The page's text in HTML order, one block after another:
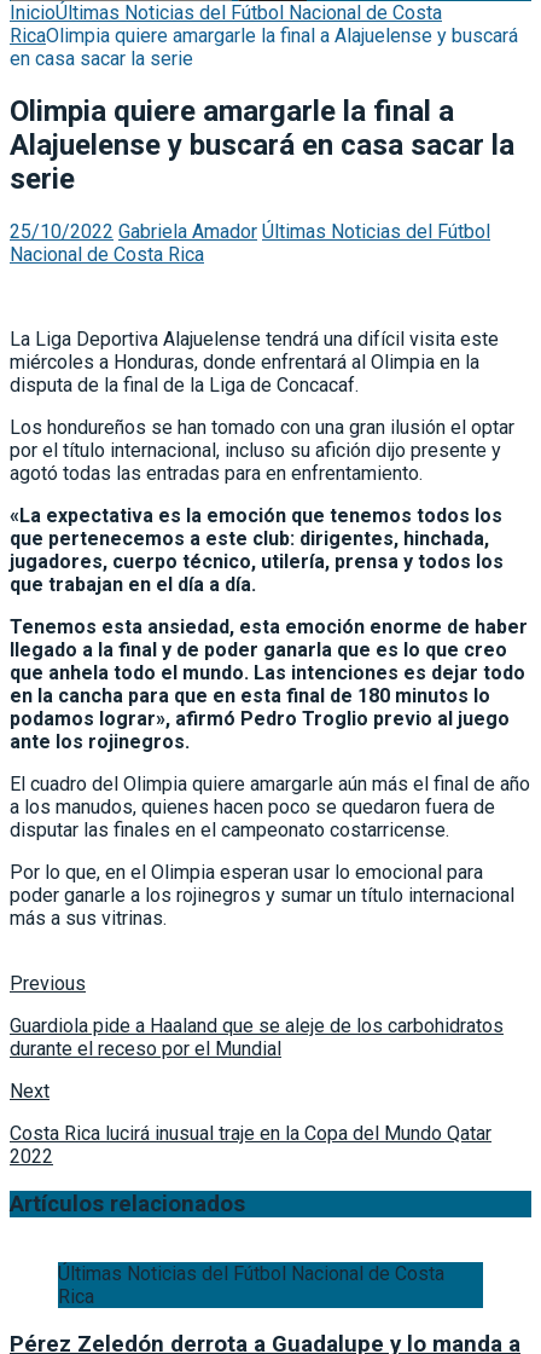
InicioÚltimas Noticias del Fútbol Nacional de Costa
RicaOlimpia quiere amargarle la final a Alajuelense y buscará
en casa sacar la serie
Olimpia quiere amargarle la final a
Alajuelense y buscará en casa sacar la
serie
25/10/2022 Gabriela Amador Últimas Noticias del Fútbol
Nacional de Costa Rica
La Liga Deportiva Alajuelense tendrá una difícil visita este
miércoles a Honduras, donde enfrentará al Olimpia en la
disputa de la final de la Liga de Concacaf.
Los hondureños se han tomado con una gran ilusión el optar
por el título internacional, incluso su afición dijo presente y
agotó todas las entradas para en enfrentamiento.
«La expectativa es la emoción que tenemos todos los
que pertenecemos a este club: dirigentes, hinchada,
jugadores, cuerpo técnico, utilería, prensa y todos los
que trabajan en el día a día.
Tenemos esta ansiedad, esta emoción enorme de haber
llegado a la final y de poder ganarla que es lo que creo
que anhela todo el mundo. Las intenciones es dejar todo
en la cancha para que en esta final de 180 minutos lo
podamos lograr», afirmó Pedro Troglio previo al juego
ante los rojinegros.
El cuadro del Olimpia quiere amargarle aún más el final de año
a los manudos, quienes hacen poco se quedaron fuera de
disputar las finales en el campeonato costarricense.
Por lo que, en el Olimpia esperan usar lo emocional para
poder ganarle a los rojinegros y sumar un título internacional
más a sus vitrinas.
Previous
Guardiola pide a Haaland que se aleje de los carbohidratos
durante el receso por el Mundial
Next
Costa Rica lucirá inusual traje en la Copa del Mundo Qatar
2022
Artículos relacionados
Últimas Noticias del Fútbol Nacional de Costa
Rica
Pérez Zeledón derrota a Guadalupe y lo manda a